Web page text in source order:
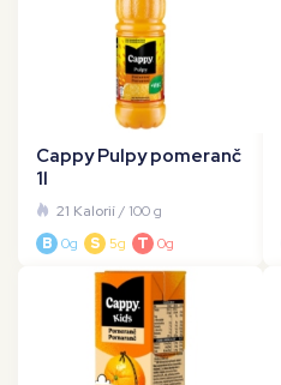
Cappy Pulpy pomeranč
1l
21 Kalorií/ 100 g
B 0g S 5g T 0g